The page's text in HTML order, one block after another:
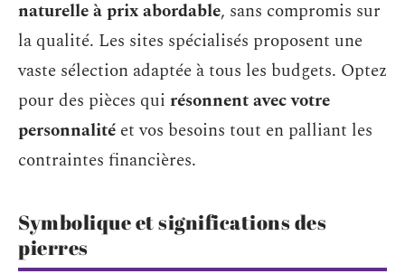
naturelle à prix abordable, sans compromis sur
la qualité. Les sites spécialisés proposent une
vaste sélection adaptée à tous les budgets. Optez
pour des pièces qui résonnent avec votre
personnalité et vos besoins tout en palliant les
contraintes financières.
Symbolique et significations des
pierres